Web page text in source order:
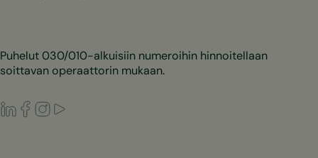
Puhelut 030/010-alkuisiin numeroihin hinnoitellaan
soittavan operaattorin mukaan.
LinkedIn
Facebook
Instagram